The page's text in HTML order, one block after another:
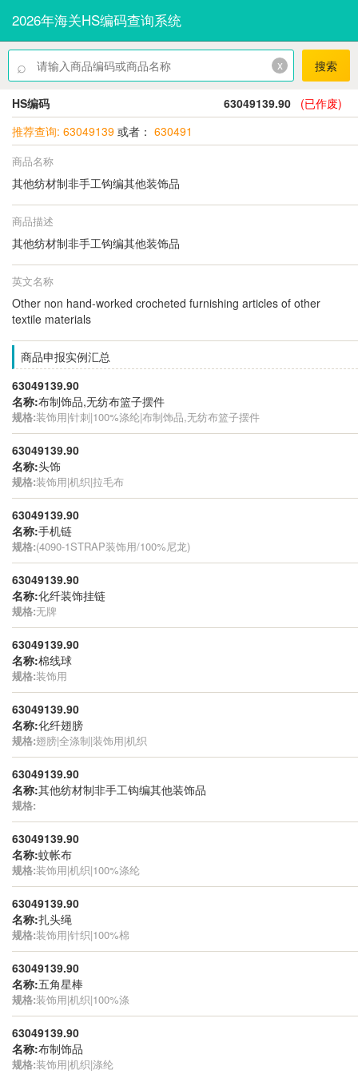
2026年海关HS编码查询系统
⌕ x 搜索
HS编码 63049139.90
(已作废)
推荐查询: 63049139 或者： 630491
商品名称
其他纺材制非手工钩编其他装饰品
商品描述
其他纺材制非手工钩编其他装饰品
英文名称
Other non hand-worked crocheted furnishing articles of other
textile materials
商品申报实例汇总
63049139.90
名称:布制饰品,无纺布篮子摆件
规格:装饰用|针刺|100%涤纶|布制饰品,无纺布篮子摆件
63049139.90
名称:头饰
规格:装饰用|机织|拉毛布
63049139.90
名称:手机链
规格:(4090-1STRAP装饰用/100%尼龙)
63049139.90
名称:化纤装饰挂链
规格:无牌
63049139.90
名称:棉线球
规格:装饰用
63049139.90
名称:化纤翅膀
规格:翅膀|全涤制|装饰用|机织
63049139.90
名称:其他纺材制非手工钩编其他装饰品
规格:
63049139.90
名称:蚊帐布
规格:装饰用|机织|100%涤纶
63049139.90
名称:扎头绳
规格:装饰用|针织|100%棉
63049139.90
名称:五角星棒
规格:装饰用|机织|100%涤
63049139.90
名称:布制饰品
规格:装饰用|机织|涤纶